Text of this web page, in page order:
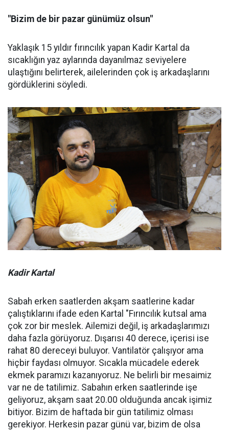
"Bizim de bir pazar günümüz olsun"
Yaklaşık 15 yıldır fırıncılık yapan Kadir Kartal da
sıcaklığın yaz aylarında dayanılmaz seviyelere
ulaştığını belirterek, ailelerinden çok iş arkadaşlarını
gördüklerini söyledi.
Kadir Kartal
Sabah erken saatlerden akşam saatlerine kadar
çalıştıklarını ifade eden Kartal "Fırıncılık kutsal ama
çok zor bir meslek. Ailemizi değil, iş arkadaşlarımızı
daha fazla görüyoruz. Dışarısı 40 derece, içerisi ise
rahat 80 dereceyi buluyor. Vantilatör çalışıyor ama
hiçbir faydası olmuyor. Sıcakla mücadele ederek
ekmek paramızı kazanıyoruz. Ne belirli bir mesaimiz
var ne de tatilimiz. Sabahın erken saatlerinde işe
geliyoruz, akşam saat 20.00 olduğunda ancak işimiz
bitiyor. Bizim de haftada bir gün tatilimiz olması
gerekiyor. Herkesin pazar günü var, bizim de olsa